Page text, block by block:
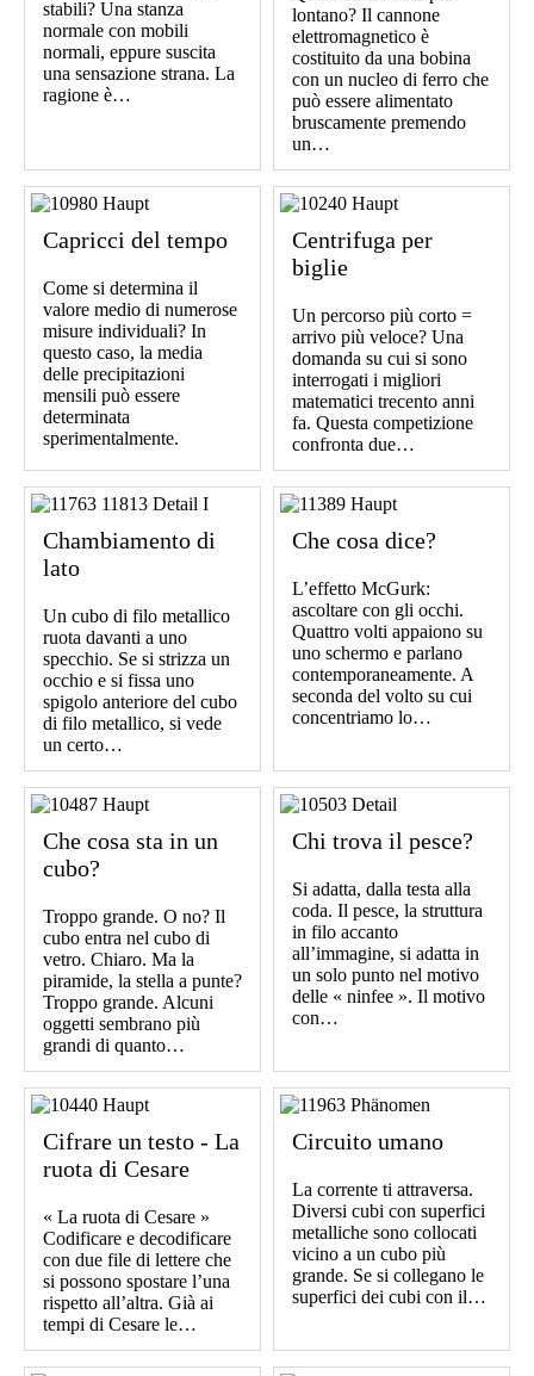
stabili? Una stanza
normale con mobili
normali, eppure suscita
una sensazione strana. La
ragione è…
lontano? Il cannone
elettromagnetico è
costituito da una bobina
con un nucleo di ferro che
può essere alimentato
bruscamente premendo
un…
Capricci del tempo
Come si determina il
valore medio di numerose
misure individuali? In
questo caso, la media
delle precipitazioni
mensili può essere
determinata
sperimentalmente.
Centrifuga per
biglie
Un percorso più corto =
arrivo più veloce? Una
domanda su cui si sono
interrogati i migliori
matematici trecento anni
fa. Questa competizione
confronta due…
Chambiamento di
lato
Un cubo di filo metallico
ruota davanti a uno
specchio. Se si strizza un
occhio e si fissa uno
spigolo anteriore del cubo
di filo metallico, si vede
un certo…
Che cosa dice?
L’effetto McGurk:
ascoltare con gli occhi.
Quattro volti appaiono su
uno schermo e parlano
contemporaneamente. A
seconda del volto su cui
concentriamo lo…
Che cosa sta in un
cubo?
Troppo grande. O no? Il
cubo entra nel cubo di
vetro. Chiaro. Ma la
piramide, la stella a punte?
Troppo grande. Alcuni
oggetti sembrano più
grandi di quanto…
Chi trova il pesce?
Si adatta, dalla testa alla
coda. Il pesce, la struttura
in filo accanto
all’immagine, si adatta in
un solo punto nel motivo
delle « ninfee ». Il motivo
con…
Cifrare un testo - La
ruota di Cesare
« La ruota di Cesare »
Codificare e decodificare
con due file di lettere che
si possono spostare l’una
rispetto all’altra. Già ai
tempi di Cesare le…
Circuito umano
La corrente ti attraversa.
Diversi cubi con superfici
metalliche sono collocati
vicino a un cubo più
grande. Se si collegano le
superfici dei cubi con il…